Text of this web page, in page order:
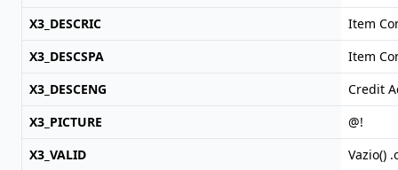
X3_DESCRIC
Item
X3_DESCSPA
Item
X3_DESCENG
Credit
X3_PICTURE
@!
X3_VALID
Vazio()